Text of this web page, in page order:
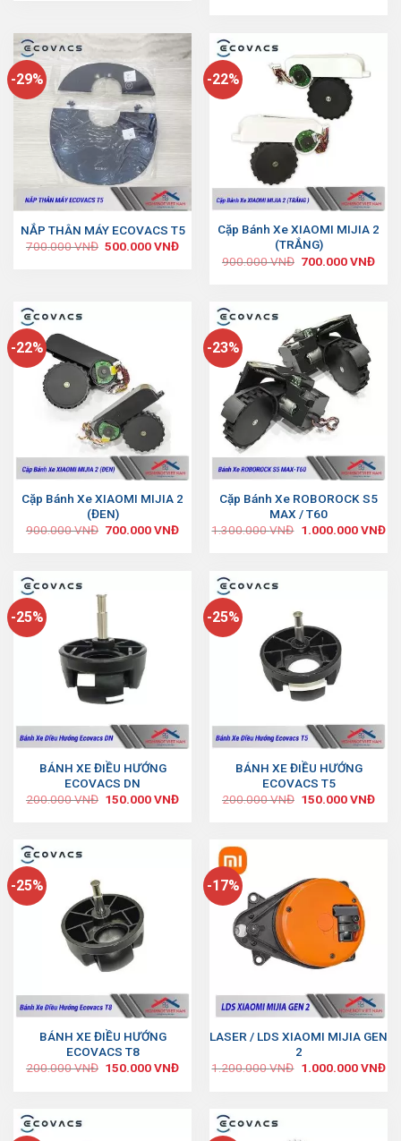
-29%
NẮP THÂN MÁY ECOVACS T5
700.000VNĐ 500.000VNĐ
-22%
Cặp Bánh Xe XIAOMI MIJIA 2
(TRẮNG)
900.000VNĐ 700.000VNĐ
-22%
Cặp Bánh Xe XIAOMI MIJIA 2
(ĐEN)
900.000VNĐ 700.000VNĐ
-23%
Cặp Bánh Xe ROBOROCK S5
MAX / T60
1.300.000VNĐ 1.000.000VNĐ
-25%
BÁNH XE ĐIỀU HƯỚNG
ECOVACS DN
200.000VNĐ 150.000VNĐ
-25%
BÁNH XE ĐIỀU HƯỚNG
ECOVACS T5
200.000VNĐ 150.000VNĐ
-25%
BÁNH XE ĐIỀU HƯỚNG
ECOVACS T8
200.000VNĐ 150.000VNĐ
-17%
LASER / LDS XIAOMI MIJIA GEN
2
1.200.000VNĐ 1.000.000VNĐ